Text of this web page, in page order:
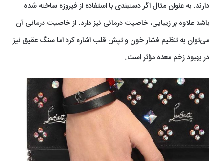
دارند. به عنوان مثال اگر دستبندی با استفاده از فیروزه ساخته شده
باشد علاوه بر زیبایی، خاصیت درمانی نیز دارد. از خاصیت درمانی آن
می‌توان به تنظیم فشار خون و تپش قلب اشاره کرد اما سنگ عقیق نیز
در بهبود زخم معده مؤثر است.